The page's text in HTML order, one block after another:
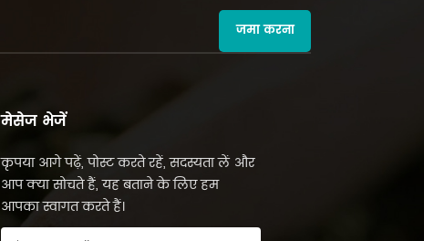
जमा करना
मेसेज भेजें
कृपया आगे पढ़ें, पोस्ट करते रहें, सदस्यता लें और
आप क्या सोचते हैं, यह बताने के लिए हम
आपका स्वागत करते हैं।